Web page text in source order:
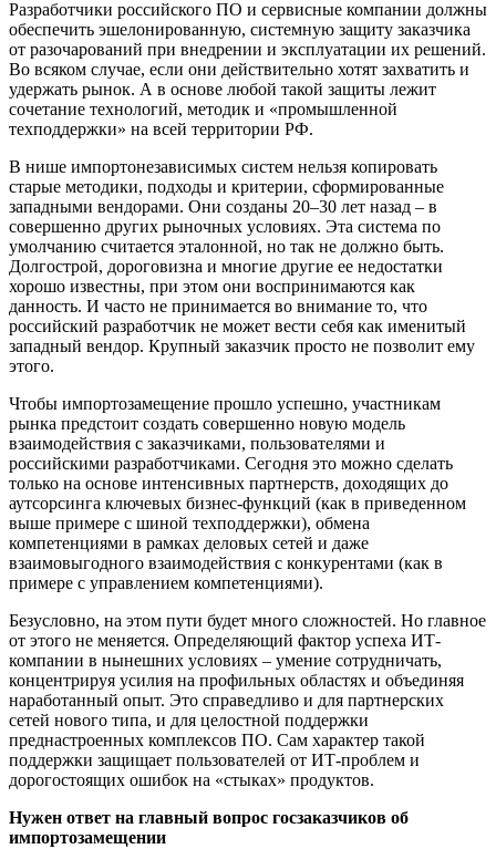
Разработчики российского ПО и сервисные компании должны
обеспечить эшелонированную, системную защиту заказчика
от разочарований при внедрении и эксплуатации их решений.
Во всяком случае, если они действительно хотят захватить и
удержать рынок. А в основе любой такой защиты лежит
сочетание технологий, методик и «промышленной
техподдержки» на всей территории РФ.
В нише импортонезависимых систем нельзя копировать
старые методики, подходы и критерии, сформированные
западными вендорами. Они созданы 20–30 лет назад – в
совершенно других рыночных условиях. Эта система по
умолчанию считается эталонной, но так не должно быть.
Долгострой, дороговизна и многие другие ее недостатки
хорошо известны, при этом они воспринимаются как
данность. И часто не принимается во внимание то, что
российский разработчик не может вести себя как именитый
западный вендор. Крупный заказчик просто не позволит ему
этого.
Чтобы импортозамещение прошло успешно, участникам
рынка предстоит создать совершенно новую модель
взаимодействия с заказчиками, пользователями и
российскими разработчиками. Сегодня это можно сделать
только на основе интенсивных партнерств, доходящих до
аутсорсинга ключевых бизнес-функций (как в приведенном
выше примере с шиной техподдержки), обмена
компетенциями в рамках деловых сетей и даже
взаимовыгодного взаимодействия с конкурентами (как в
примере с управлением компетенциями).
Безусловно, на этом пути будет много сложностей. Но главное
от этого не меняется. Определяющий фактор успеха ИТ-
компании в нынешних условиях – умение сотрудничать,
концентрируя усилия на профильных областях и объединяя
наработанный опыт. Это справедливо и для партнерских
сетей нового типа, и для целостной поддержки
преднастроенных комплексов ПО. Сам характер такой
поддержки защищает пользователей от ИТ-проблем и
дорогостоящих ошибок на «стыках» продуктов.
Нужен ответ на главный вопрос госзаказчиков об
импортозамещении